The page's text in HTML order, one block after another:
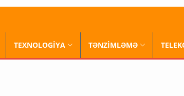
TEXNOLOGİYA TƏNZİMLƏMƏ